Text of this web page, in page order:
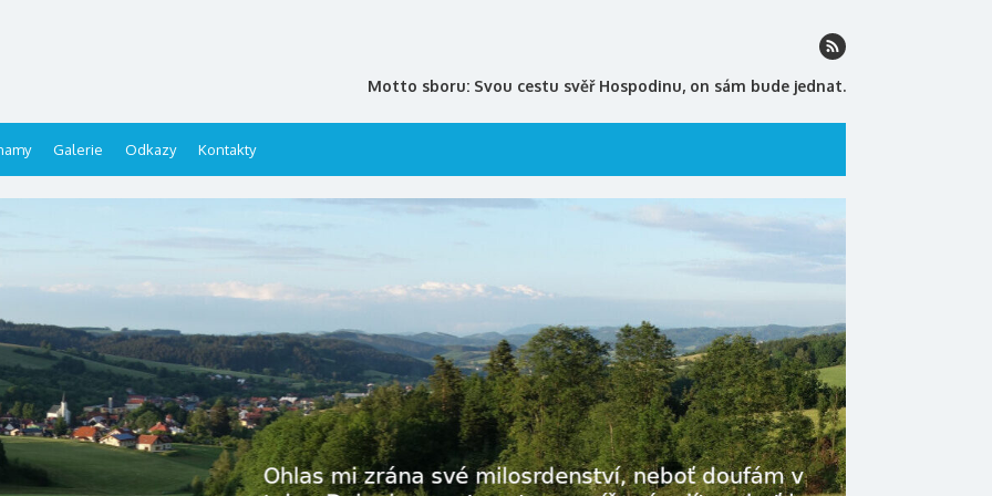
Motto sboru: Svou cestu svěř Hospodinu, on sám bude jednat.
Galerie Odkazy Kontakty